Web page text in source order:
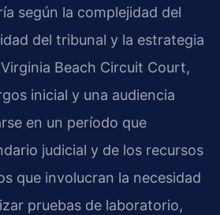
según la complejidad del
del tribunal y la estrategia
Beach Circuit Court,
inicial y una audiencia
en un período que
judicial y de los recursos
que involucran la necesidad
pruebas de laboratorio,